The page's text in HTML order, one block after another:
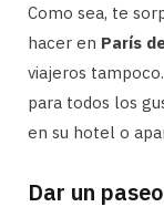
Como sea, te
hacer en París
viajeros
para todos los
en su hotel o
Dar un